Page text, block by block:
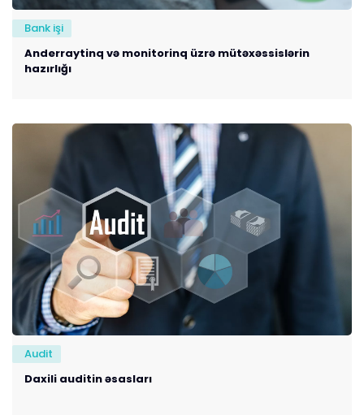
Bank işi
Anderraytinq və monitorinq üzrə mütəxəssislərin
hazırlığı
Audit
Daxili auditin əsasları